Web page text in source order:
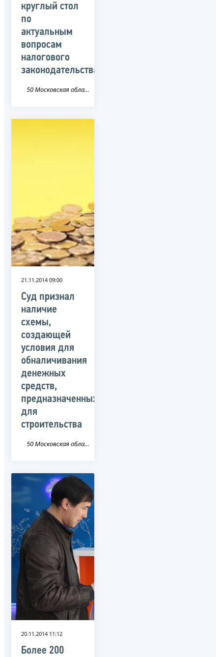
круглый стол
по
актуальным
вопросам
налогового
законодательства
50 Московская область
21.11.2014 09:00
Суд признал
наличие
схемы,
создающей
условия для
обналичивания
денежных
средств,
предназначенных
для
строительства
50 Московская область
20.11.2014 11:12
Более 200